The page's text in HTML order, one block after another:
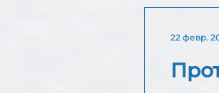
22 февр.